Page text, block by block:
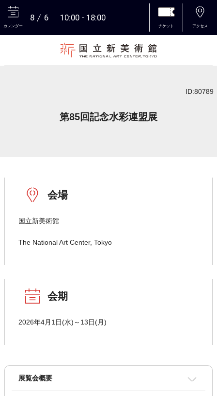
カレンダー
8 6 10:00 18:00
チケット アクセス
ID:80789
第85回記念水彩連盟展
会場
国立新美術館
The National Art Center, Tokyo
会期
2026年4月1日(水)～13日(月)
展覧会概要